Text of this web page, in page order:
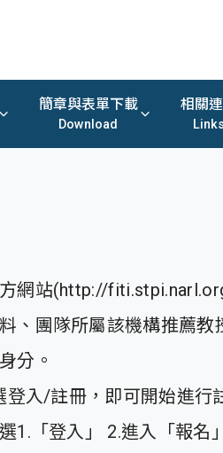
簡章與表單下載
Download
相關
Links
網站(http://
、團隊所屬該機構推薦
分。
登入/註冊，即可開始進行
1.「登入」 2.進入「報名」